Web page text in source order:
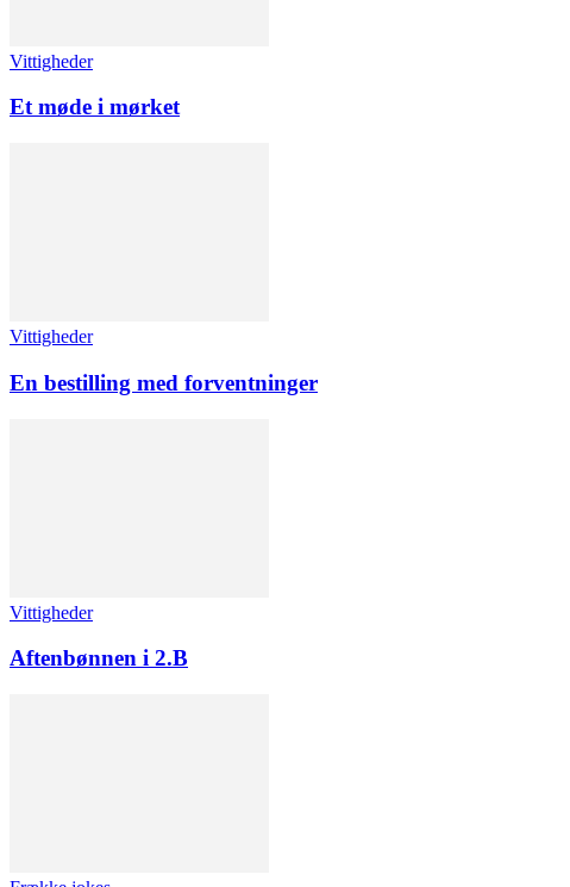
Vittigheder
Et møde i mørket
Vittigheder
En bestilling med forventninger
Vittigheder
Aftenbønnen i 2.B